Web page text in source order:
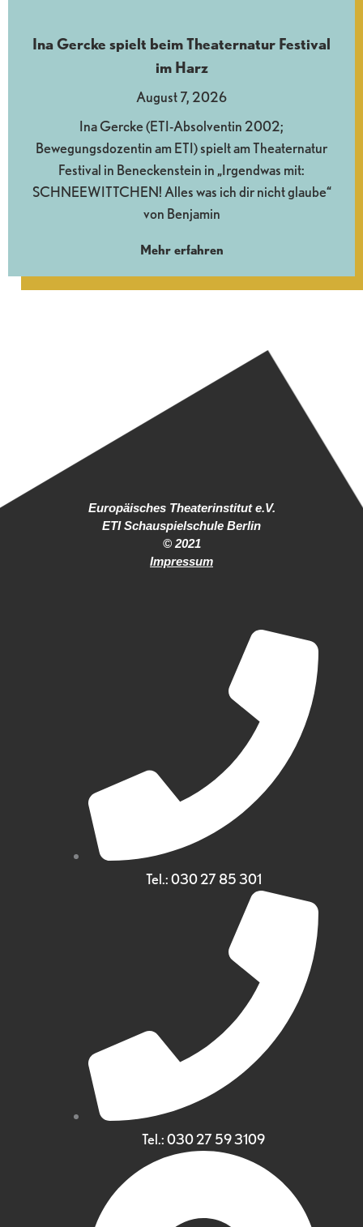
Ina Gercke spielt beim Theaternatur Festival
im Harz
August 7, 2026
Ina Gercke (ETI-Absolventin 2002;
Bewegungsdozentin am ETI) spielt am Theaternatur
Festival in Beneckenstein in „Irgendwas mit:
SCHNEEWITTCHEN! Alles was ich dir nicht glaube“
von Benjamin
Mehr erfahren
Europäisches Theaterinstitut e.V.
ETI Schauspielschule Berlin
© 2021
Impressum
Tel.: 030 27 85 301
Tel.: 030 27 59 3109